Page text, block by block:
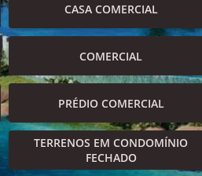
CASA COMERCIAL
COMERCIAL
PRÉDIO COMERCIAL
TERRENOS EM CONDOMÍNIO
FECHADO